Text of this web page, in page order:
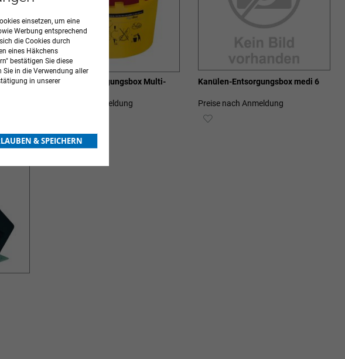
Kanülen-Entsorgungsbox Multi-
Preise nach Anmeldung
WUNSCHLISTE
Kanülen-Entsorgungsbox medi 6
Preise nach Anmeldung
einsetzen, um eine
Werbung entsprechend
die Cookies durch
eines Häkchens
bestätigen Sie diese
Sie in die Verwendung aller
in unserer
& SPEICHERN